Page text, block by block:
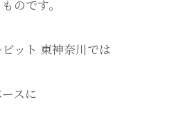
のです。
ット 東神奈川では
スに